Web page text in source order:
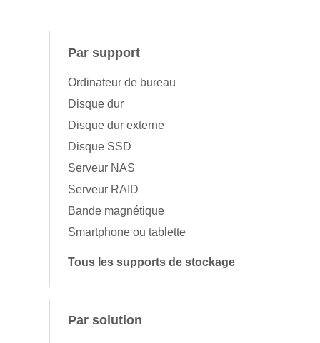
Par support
Ordinateur de bureau
Disque dur
Disque dur externe
Disque SSD
Serveur NAS
Serveur RAID
Bande magnétique
Smartphone ou tablette
Tous les supports de stockage
Par solution